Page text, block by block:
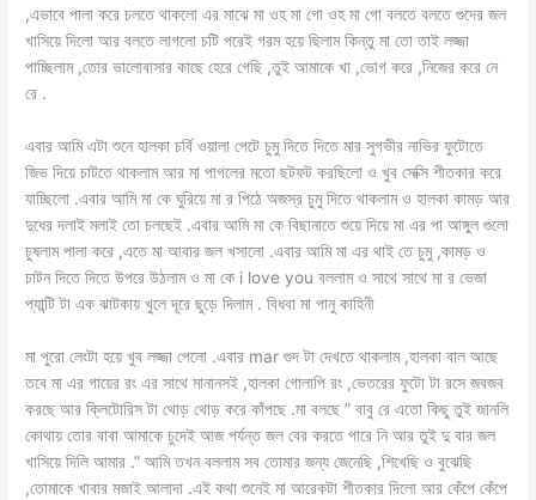
,এভাবে পালা করে চলতে থাকলো এর মাঝে মা ওহ মা গো ওহ মা গো বলতে বলতে গুদের জল
খাসিয়ে দিলো আর বলতে লাগলো চটি পরেই গরম হয়ে ছিলাম কিন্তু মা তো তাই লজ্জা
পাচ্ছিলাম ,তোর ভালোবাসার কাছে হেরে গেছি ,তুই আমাকে খা ,ভোগ করে ,নিজের করে নে
রে .
এবার আমি এটা শুনে হালকা চর্বি ওয়ালা পেটে চুমু দিতে দিতে মার সুগভীর নাভির ফুটোতে
জিভ দিয়ে চাটতে থাকলাম আর মা পাগলের মতো ছটফট করছিলো ও খুব সেক্সি শীতকার করে
যাচ্ছিলো .এবার আমি মা কে ঘুরিয়ে মা র পিঠে অজস্র চুমু দিতে থাকলাম ও হালকা কামড় আর
দুধের দলাই মলাই তো চলছেই .এবার আমি মা কে বিছানাতে শুয়ে দিয়ে মা এর পা আঙ্গুল গুলো
চুষলাম পালা করে ,এতে মা আবার জল খসালো .এবার আমি মা এর থাই তে চুমু ,কামড় ও
চাটন দিতে দিতে উপরে উঠলাম ও মা কে i love you বললাম ও সাথে সাথে মা র ভেজা
প্যান্টি টা এক ঝাটকায় খুলে দূরে ছুড়ে দিলাম . বিধবা মা পানু কাহিনী
মা পুরো লেংটা হয়ে খুব লজ্জা পেলো .এবার mar গুদ টা দেখতে থাকলাম ,হালকা বাল আছে
তবে মা এর গায়ের রং এর সাথে মানানসই ,হালকা গোলাপি রং ,ভেতরের ফুটো টা রসে জবজব
করছে আর ক্লিটোরিস টা থোড় থোড় করে কাঁপছে .মা বলছে ” বাবু রে এতো কিছু তুই জানলি
কোথায় তোর বাবা আমাকে চুদেই আজ পর্যন্ত জল বের করতে পারে নি আর তুই দু বার জল
খাসিয়ে দিলি আমার .” আমি তখন বললাম সব তোমার জন্য জেনেছি ,শিখেছি ও বুঝেছি
,তোমাকে খাবার মজাই আলাদা .এই কথা শুনেই মা আরেকটা শীতকার দিলো আর কেঁপে কেঁপে